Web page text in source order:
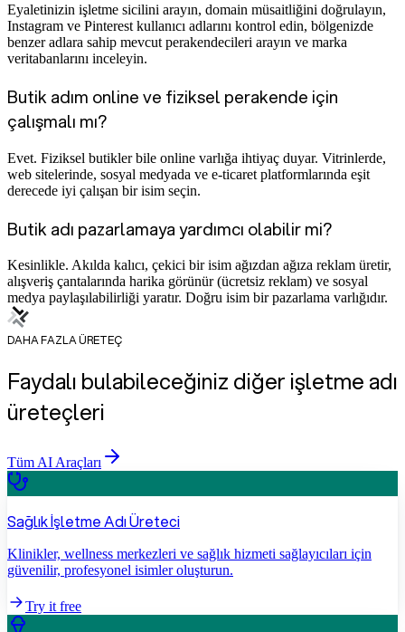
Eyaletinizin işletme sicilini arayın, domain müsaitliğini doğrulayın,
Instagram ve Pinterest kullanıcı adlarını kontrol edin, bölgenizde
benzer adlara sahip mevcut perakendecileri arayın ve marka
veritabanlarını inceleyin.
Butik adım online ve fiziksel perakende için
çalışmalı mı?
Evet. Fiziksel butikler bile online varlığa ihtiyaç duyar. Vitrinlerde,
web sitelerinde, sosyal medyada ve e-ticaret platformlarında eşit
derecede iyi çalışan bir isim seçin.
Butik adı pazarlamaya yardımcı olabilir mi?
Kesinlikle. Akılda kalıcı, çekici bir isim ağızdan ağıza reklam üretir,
alışveriş çantalarında harika görünür (ücretsiz reklam) ve sosyal
medya paylaşılabilirliği yaratır. Doğru isim bir pazarlama varlığıdır.
DAHA FAZLA ÜRETEÇ
Faydalı bulabileceğiniz diğer işletme adı
üreteçleri
Tüm AI Araçları
Sağlık İşletme Adı Üreteci
Klinikler, wellness merkezleri ve sağlık hizmeti sağlayıcıları için
güvenilir, profesyonel isimler oluşturun.
Try it free